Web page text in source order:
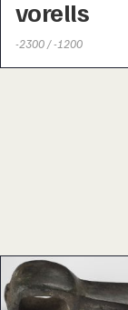
vorells
-2300 / -1200